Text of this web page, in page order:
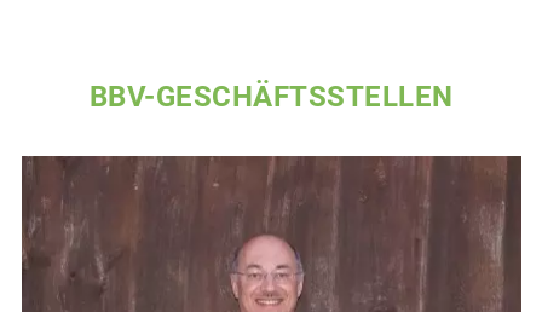
BBV-GESCHÄFTSSTELLEN